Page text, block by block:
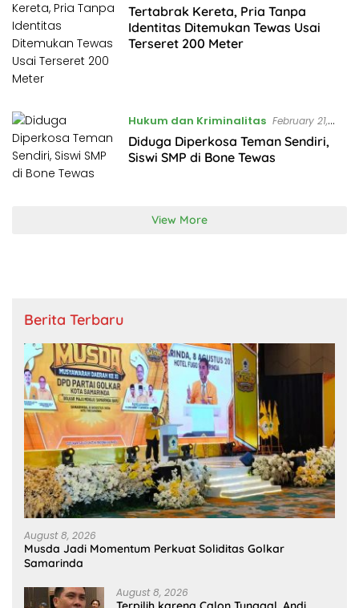
2023
Tertabrak Kereta, Pria Tanpa
Identitas Ditemukan Tewas Usai
Terseret 200 Meter
Hukum dan Kriminalitas February 21,
2023
Diduga Diperkosa Teman Sendiri,
Siswi SMP di Bone Tewas
View More
Berita Terbaru
August 8, 2026
Musda Jadi Momentum Perkuat Soliditas Golkar
Samarinda
August 8, 2026